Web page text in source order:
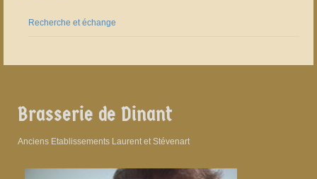
Recherche et échange
Brasserie de Dinant
Anciens Etablissements Laurent et Stévenart